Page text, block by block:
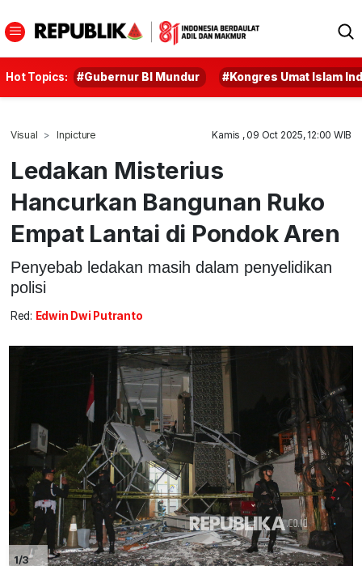
Hot Topics: #Gubernur BI Mundur #Kongres Umat Islam
Visual Inpicture Kamis , 09 Oct 2025, 12:00 WIB
Ledakan Misterius
Hancurkan Bangunan Ruko
Empat Lantai di Pondok Aren
Penyebab ledakan masih dalam penyelidikan
polisi
Red: Edwin Dwi Putranto
1/3